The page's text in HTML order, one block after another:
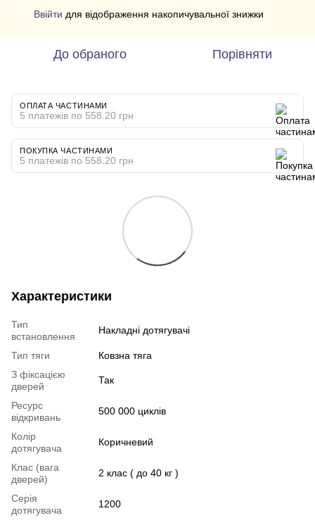
Ввійти для відображення накопичувальної знижки
До обраного Порівняти
ОПЛАТА ЧАСТИНАМИ
5 платежів по 558.20 грн
ПОКУПКА ЧАСТИНАМИ
5 платежів по 558.20 грн
Характеристики
Тип
встановлення
Накладні дотягувачі
Тип тяги
Ковзна тяга
З фіксацією
дверей
Так
Ресурс
відкривань
500 000 циклів
Колір
дотягувача
Коричневий
Клас (вага
дверей)
2 клас ( до 40 кг )
Серія
дотягувача
1200